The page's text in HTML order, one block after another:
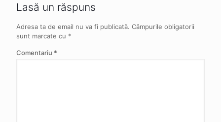
Lasă un răspuns
Adresa ta de email nu va fi publicată. Câmpurile obligatorii
sunt marcate cu *
Comentariu *